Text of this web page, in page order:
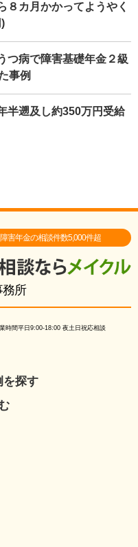
８カ月かかってようやく
つ病で障害基礎年金２級
事例
半遡及し約350万円受給
害年金の相談件数5,000件超
務所
時間平日9:00-18:00夜土日祝応相談
を探す